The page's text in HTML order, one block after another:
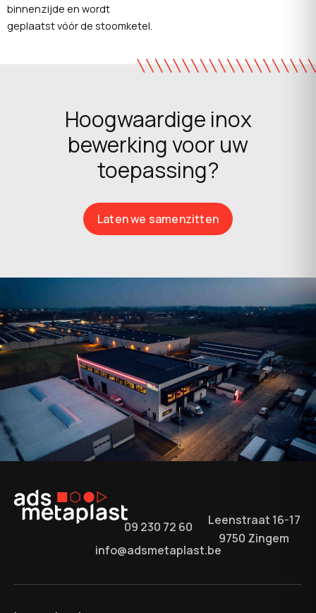
binnenzijde en wordt
geplaatst vóór de stoomketel.
Hoogwaardige inox
bewerking voor uw
toepassing?
Laten we samenzitten
09 230 72 60
info@adsmetaplast.be
Leenstraat 16-17
9750 Zingem